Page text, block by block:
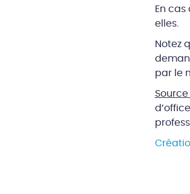
En
elles.
Notez
par le
Source